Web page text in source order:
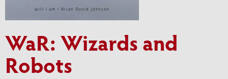
WaR: Wizards and
Robots